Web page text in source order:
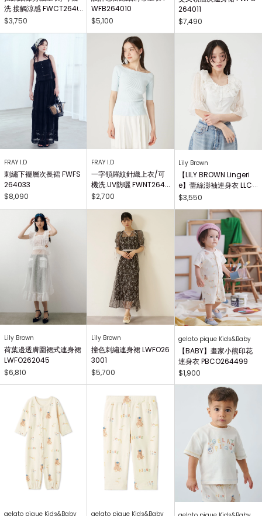
洗.接觸涼感 FWCT2640
25
$3,750
WFB264010
$5,100
264011
$7,490
FRAY I.D
刺繡下襬層次長裙 FWFS
264033
$8,090
FRAY I.D
一字領羅紋針織上衣/可
機洗.UV防曬 FWNT2640
29
$2,700
Lily Brown
【LILY BROWN Lingeri
e】蕾絲澎袖連身衣 LLCO
262503
$3,550
Lily Brown
荷葉邊透膚圍裙式連身裙
LWFO262045
$6,810
Lily Brown
撞色刺繡連身裙 LWFO26
3001
$5,700
gelato pique Kids&Baby
【BABY】畫家小熊印花
連身衣 PBCO264499
$1,900
gelato pique Kids&Baby gelato pique Kids&Baby